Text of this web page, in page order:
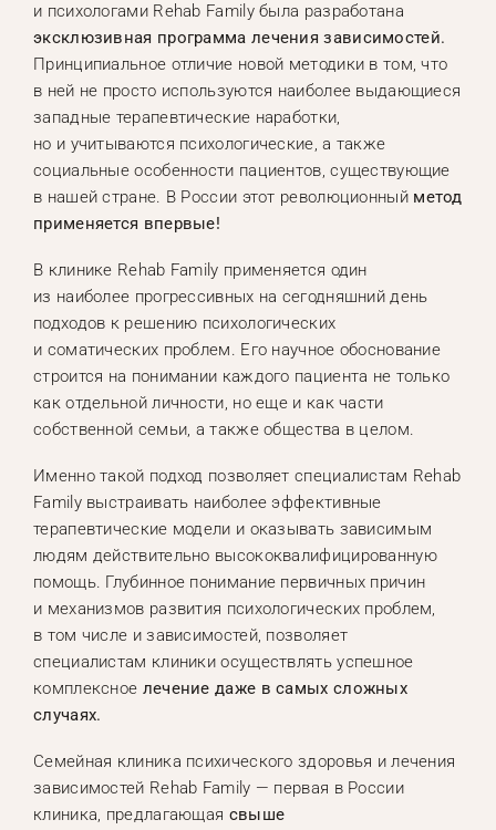
и психологами Rehab Family была разработана
эксклюзивная программа лечения зависимостей.
Принципиальное отличие новой методики в том, что
в ней не просто используются наиболее выдающиеся
западные терапевтические наработки,
но и учитываются психологические, а также
социальные особенности пациентов, существующие
в нашей стране. В России этот революционный метод
применяется впервые!
В клинике Rehab Family применяется один
из наиболее прогрессивных на сегодняшний день
подходов к решению психологических
и соматических проблем. Его научное обоснование
строится на понимании каждого пациента не только
как отдельной личности, но еще и как части
собственной семьи, а также общества в целом.
Именно такой подход позволяет специалистам Rehab
Family выстраивать наиболее эффективные
терапевтические модели и оказывать зависимым
людям действительно высококвалифицированную
помощь. Глубинное понимание первичных причин
и механизмов развития психологических проблем,
в том числе и зависимостей, позволяет
специалистам клиники осуществлять успешное
комплексное лечение даже в самых сложных
случаях.
Семейная клиника психического здоровья и лечения
зависимостей Rehab Family — первая в России
клиника, предлагающая свыше